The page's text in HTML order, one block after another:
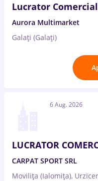
Lucrator
Aurora Multimarket
Galați (Galați)
6 Aug. 2026
LUCRATOR
CARPAT SPORT SRL
Movilița (Ialomița),